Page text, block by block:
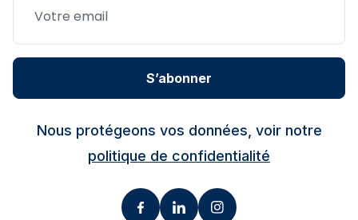
S’abonner
Nous protégeons vos données, voir notre
politique de confidentialité